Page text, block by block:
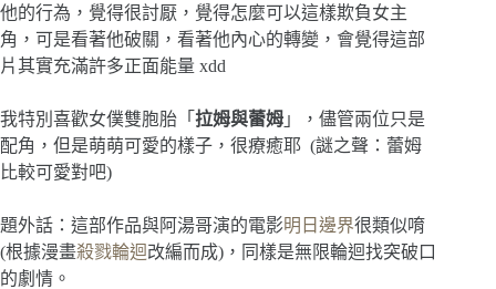
他的行為，覺得很討厭，覺得怎麼可以這樣欺負女主
角，可是看著他破關，看著他內心的轉變，會覺得這部
片其實充滿許多正面能量 xdd
我特別喜歡女僕雙胞胎「 拉姆與蕾姆 」，儘管兩位只是
配角，但是萌萌可愛的樣子，很療癒耶 (謎之聲：蕾姆
比較可愛對吧)
題外話：這部作品與阿湯哥演的電影明日邊界很類似唷
(根據漫畫殺戮輪迴改編而成)，同樣是無限輪迴找突破口
的劇情。